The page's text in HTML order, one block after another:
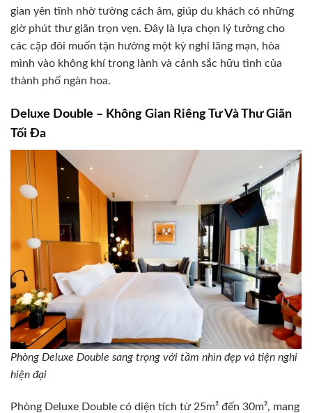
gian yên tĩnh nhờ tường cách âm, giúp du khách có những
giờ phút thư giãn trọn vẹn. Đây là lựa chọn lý tưởng cho
các cặp đôi muốn tận hưởng một kỳ nghỉ lãng mạn, hòa
mình vào không khí trong lành và cảnh sắc hữu tình của
thành phố ngàn hoa.
Deluxe Double – Không Gian Riêng Tư Và Thư Giãn
Tối Đa
Phòng Deluxe Double sang trọng với tầm nhìn đẹp và tiện nghi
hiện đại
Phòng Deluxe Double có diện tích từ 25m² đến 30m², mang